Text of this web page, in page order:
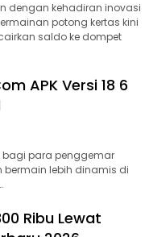
dengan kehadiran inovasi
potong kertas kini
saldo ke dompet
APK Versi 18 6
bagi para penggemar
bermain lebih dinamis di
Ribu Lewat